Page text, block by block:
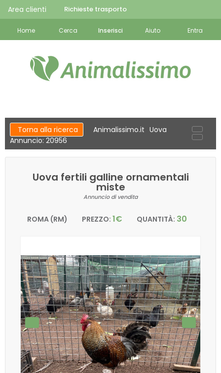
Area clienti Richieste trasporto
Home Cerca Inserisci Aiuto Entra
Torna alla ricerca Animalissimo.it Uova
Annuncio: 20956
Uova fertili galline ornamentali
miste
Annuncio di vendita
ROMA (RM) PREZZO: 1€ QUANTITÀ: 30